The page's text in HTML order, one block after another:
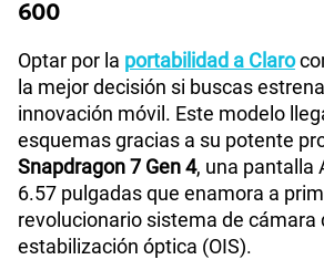
600
Optar por la portabilidad a Claro
la mejor decisión si buscas
innovación móvil. Este modelo
esquemas gracias a su potente
Snapdragon 7 Gen 4, una pantalla
6.57 pulgadas que enamora a
revolucionario sistema de cámara
estabilización óptica (OIS).